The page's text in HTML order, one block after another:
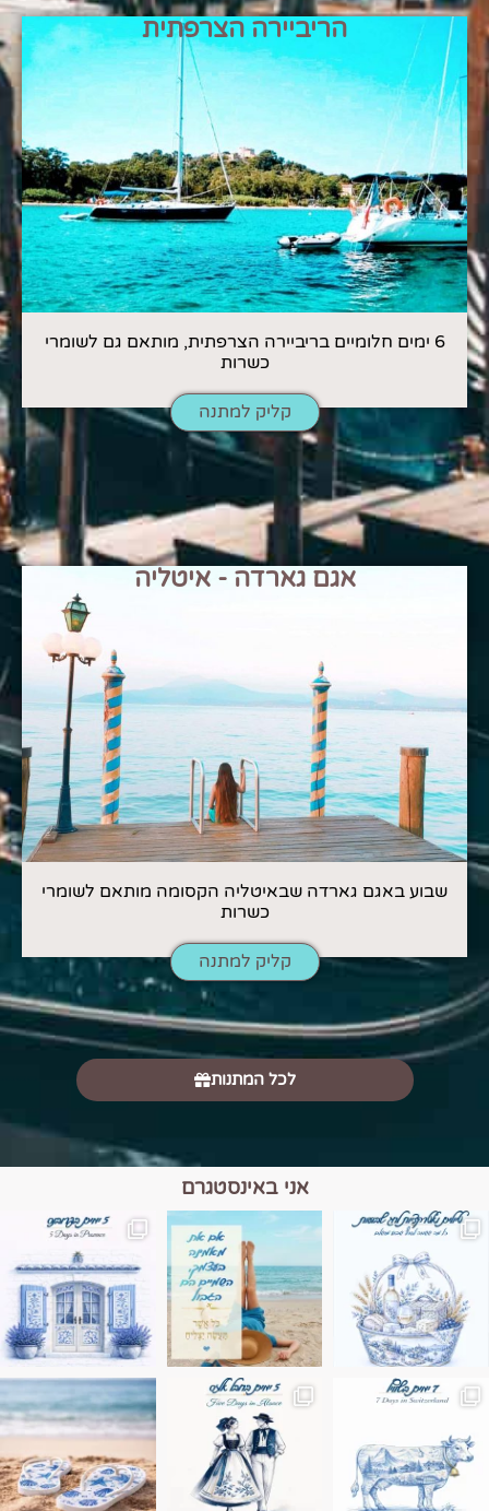
הריביירה הצרפתית
6 ימים חלומיים בריביירה הצרפתית, מותאם גם לשומרי
כשרות
קליק למתנה
אגם גארדה - איטליה
שבוע באגם גארדה שבאיטליה הקסומה מותאם לשומרי
כשרות
קליק למתנה
לכל המתנות
אני באינסטגרם
הם הגבול 💙🩵
בחבל אלזס צרפת
בחופשה שבו הכל נהיה פשוט יותר. החול, הי